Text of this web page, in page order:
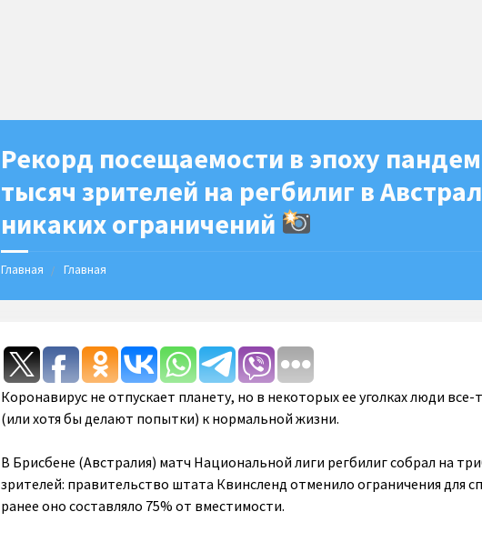
Рекорд посещаемости в эпоху
тысяч зрителей на регбилиг в
никаких ограничений
Главная Главная
Коронавирус не отпускает планету, но в некоторых ее уголках люди
(или хотя бы делают попытки) к нормальной жизни.
В Брисбене (Австралия) матч Национальной лиги регбилиг собрал на
зрителей: правительство штата Квинсленд отменило ограничения для
ранее оно составляло 75% от вместимости.